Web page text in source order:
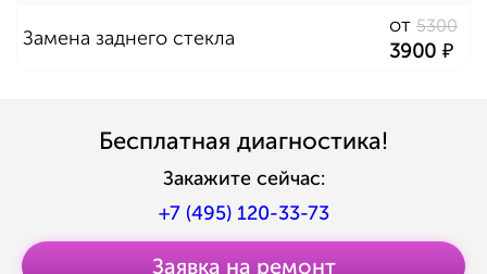
Замена заднего стекла
от 5300
3900
Бесплатная диагностика!
Закажите сейчас:
+7 (495) 120-33-73
Заявка на ремонт